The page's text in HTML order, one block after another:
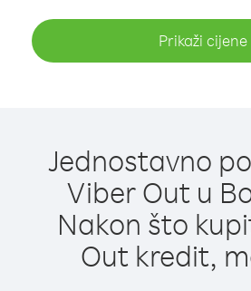
Prikaži cijene
Jednostavno
Viber Out u
Nakon što
Out kredit,